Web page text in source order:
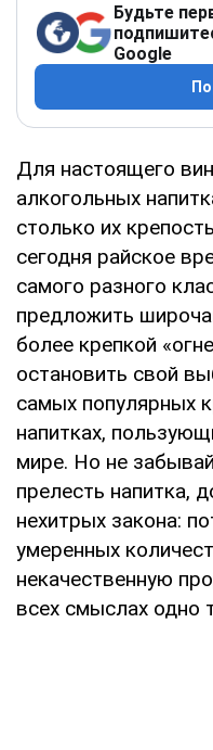
Будьте
Google
Для настоящего
алкогольных
столько их
сегодня райское
самого разного
предложить
более крепкой
остановить свой
самых популярных
напитках,
мире. Но не
прелесть напитка,
нехитрых закона:
умеренных
некачественную
всех смыслах одно